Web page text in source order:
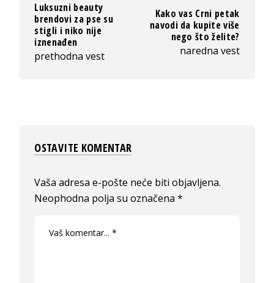
Luksuzni beauty
brendovi za pse su
stigli i niko nije
iznenađen
prethodna vest
Kako vas Crni petak
navodi da kupite više
nego što želite?
naredna vest
OSTAVITE KOMENTAR
Vaša adresa e-pošte neće biti objavljena.
Neophodna polja su označena*